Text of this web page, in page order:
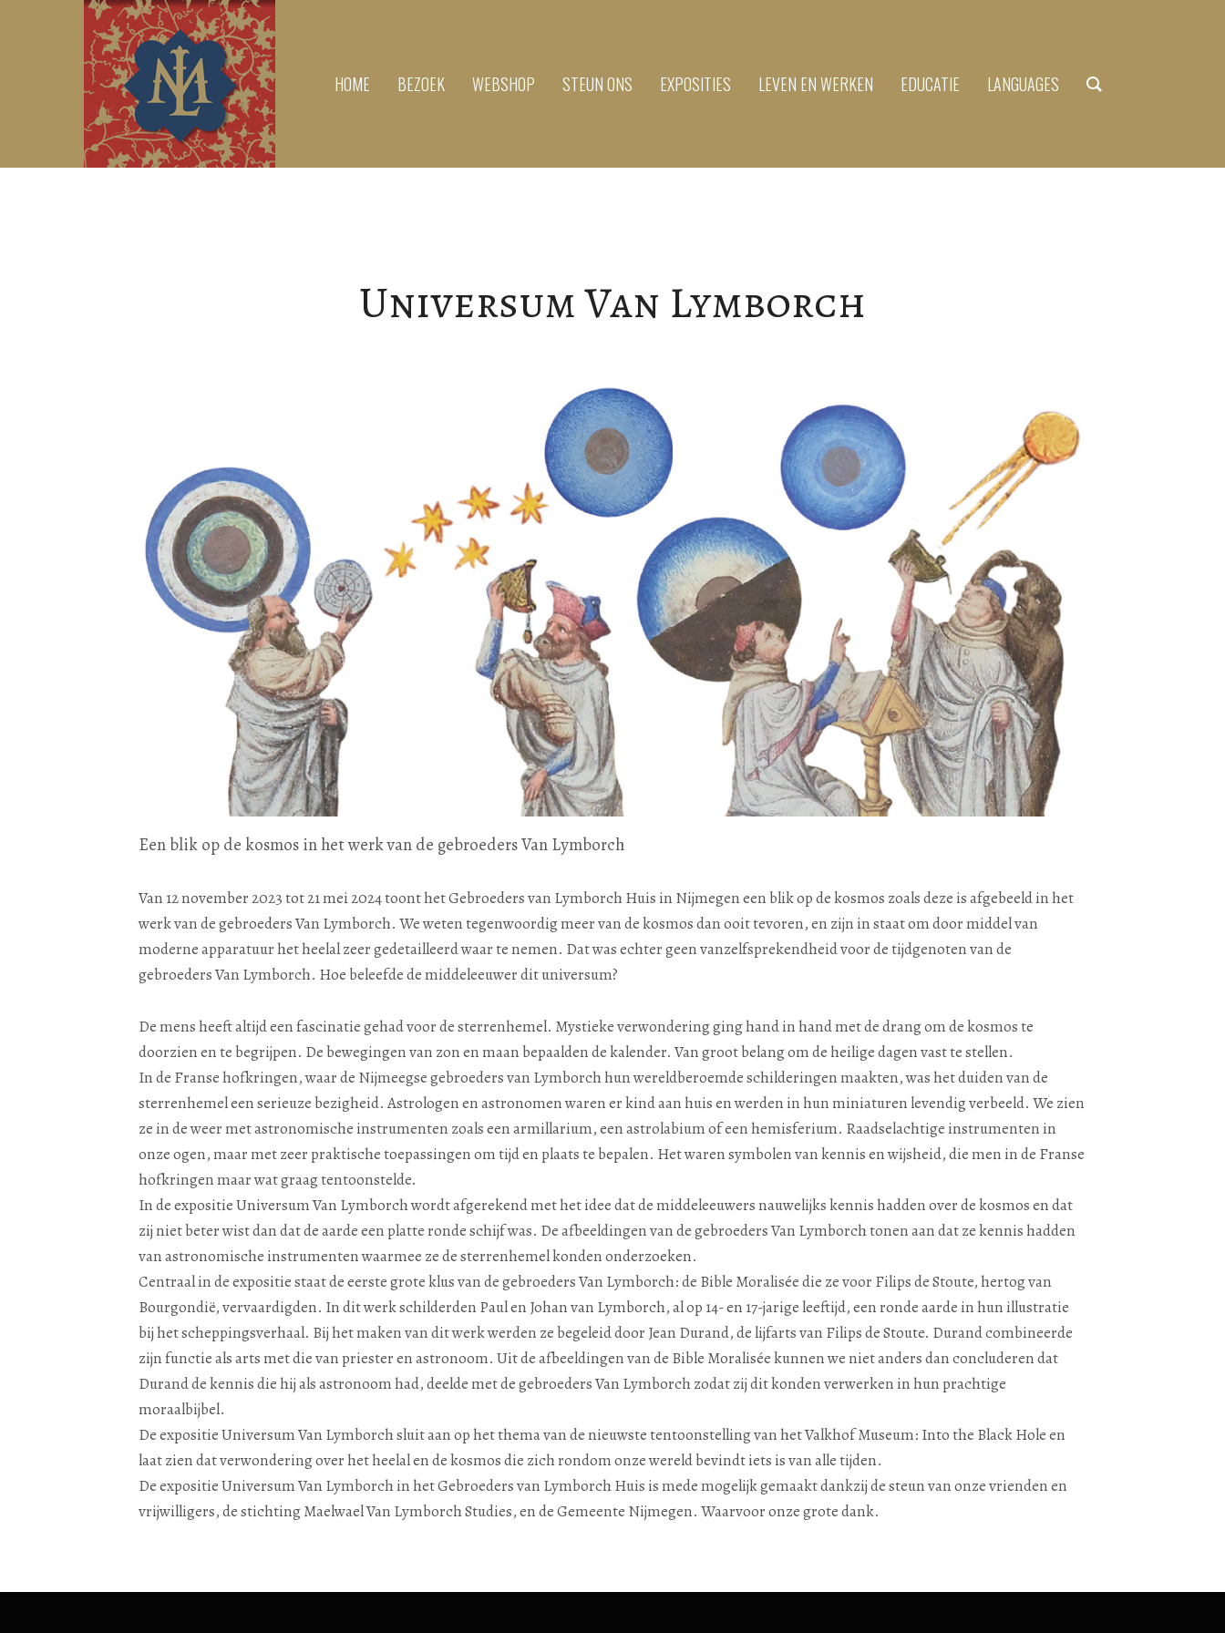
HOME BEZOEK WEBSHOP STEUN ONS EXPOSITIES LEVEN EN WERKEN EDUCATIE LANGUAGES
Universum Van Lymborch
Een blik op de kosmos in het werk van de gebroeders Van Lymborch
Van 12 november 2023 tot 21 mei 2024 toont het Gebroeders van Lymborch Huis in Nijmegen een blik op de kosmos zoals deze is afgebeeld in het
werk van de gebroeders Van Lymborch. We weten tegenwoordig meer van de kosmos dan ooit tevoren, en zijn in staat om door middel van
moderne apparatuur het heelal zeer gedetailleerd waar te nemen. Dat was echter geen vanzelfsprekendheid voor de tijdgenoten van de
gebroeders Van Lymborch. Hoe beleefde de middeleeuwer dit universum?
De mens heeft altijd een fascinatie gehad voor de sterrenhemel. Mystieke verwondering ging hand in hand met de drang om de kosmos te
doorzien en te begrijpen. De bewegingen van zon en maan bepaalden de kalender. Van groot belang om de heilige dagen vast te stellen.
In de Franse hofkringen, waar de Nijmeegse gebroeders van Lymborch hun wereldberoemde schilderingen maakten, was het duiden van de
sterrenhemel een serieuze bezigheid. Astrologen en astronomen waren er kind aan huis en werden in hun miniaturen levendig verbeeld. We zien
ze in de weer met astronomische instrumenten zoals een armillarium, een astrolabium of een hemisferium. Raadselachtige instrumenten in
onze ogen, maar met zeer praktische toepassingen om tijd en plaats te bepalen. Het waren symbolen van kennis en wijsheid, die men in de Franse
hofkringen maar wat graag tentoonstelde.
In de expositie Universum Van Lymborch wordt afgerekend met het idee dat de middeleeuwers nauwelijks kennis hadden over de kosmos en dat
zij niet beter wist dan dat de aarde een platte ronde schijf was. De afbeeldingen van de gebroeders Van Lymborch tonen aan dat ze kennis hadden
van astronomische instrumenten waarmee ze de sterrenhemel konden onderzoeken.
Centraal in de expositie staat de eerste grote klus van de gebroeders Van Lymborch: de Bible Moralisée die ze voor Filips de Stoute, hertog van
Bourgondië, vervaardigden. In dit werk schilderden Paul en Johan van Lymborch, al op 14- en 17-jarige leeftijd, een ronde aarde in hun illustratie
bij het scheppingsverhaal. Bij het maken van dit werk werden ze begeleid door Jean Durand, de lijfarts van Filips de Stoute. Durand combineerde
zijn functie als arts met die van priester en astronoom. Uit de afbeeldingen van de Bible Moralisée kunnen we niet anders dan concluderen dat
Durand de kennis die hij als astronoom had, deelde met de gebroeders Van Lymborch zodat zij dit konden verwerken in hun prachtige
moraalbijbel.
De expositie Universum Van Lymborch sluit aan op het thema van de nieuwste tentoonstelling van het Valkhof Museum: Into the Black Hole en
laat zien dat verwondering over het heelal en de kosmos die zich rondom onze wereld bevindt iets is van alle tijden.
De expositie Universum Van Lymborch in het Gebroeders van Lymborch Huis is mede mogelijk gemaakt dankzij de steun van onze vrienden en
vrijwilligers, de stichting Maelwael Van Lymborch Studies, en de Gemeente Nijmegen. Waarvoor onze grote dank.